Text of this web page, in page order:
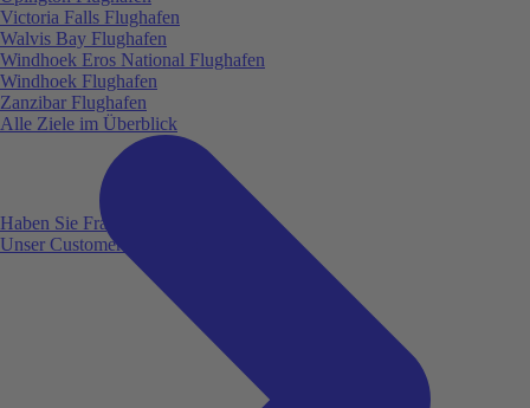
Haben Sie Fragen?
Unser Customer Service ist für Sie da!
Victoria Falls Flughafen
Walvis Bay Flughafen
Windhoek Eros National Flughafen
Windhoek Flughafen
Zanzibar Flughafen
Alle Ziele im Überblick